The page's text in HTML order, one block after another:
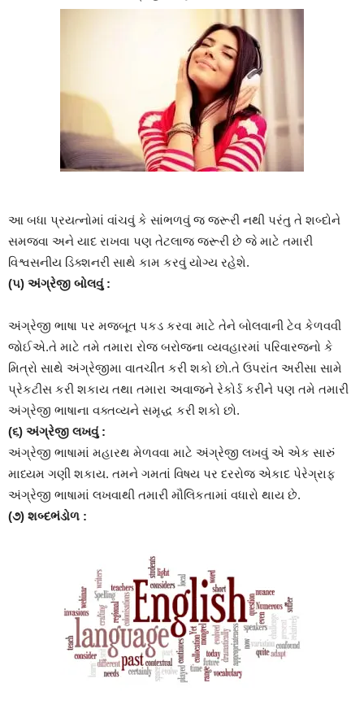
આ બધા પ્રયત્નોમાં વાંચવું કે સાંભળવું જ જરૂરી નથી પરંતુ તે શબ્દોને
સમજવા અને યાદ રાખવા પણ તેટલાજ જરૂરી છે જે માટે તમારી
વિશ્વસનીય ડિક્શનરી સાથે કામ કરવું યોગ્ય રહેશે.
(૫) અંગ્રેજી બોલવું :
અંગ્રેજી ભાષા પર મજબૂત પકડ કરવા માટે તેને બોલવાની ટેવ કેળવવી
જોઈએ.તે માટે તમે તમારા રોજ બરોજના વ્યવહારમાં પરિવારજનો કે
મિત્રો સાથે અંગ્રેજીમા વાતચીત કરી શકો છો.તે ઉપરાંત અરીસા સામે
પ્રેકટીસ કરી શકાય તથા તમારા અવાજને રેકોર્ડ કરીને પણ તમે તમારી
અંગ્રેજી ભાષાના વક્તવ્યને સમૃદ્ધ કરી શકો છો.
(૬) અંગ્રેજી લખવું :
અંગ્રેજી ભાષામાં મહારથ મેળવવા માટે અંગ્રેજી લખવું એ એક સારું
માધ્યમ ગણી શકાય. તમને ગમતાં વિષય પર દરરોજ એકાદ પેરેગ્રાફ
અંગ્રેજી ભાષામાં લખવાથી તમારી મૌલિકતામાં વધારો થાય છે.
(૭) શબ્દભંડોળ :